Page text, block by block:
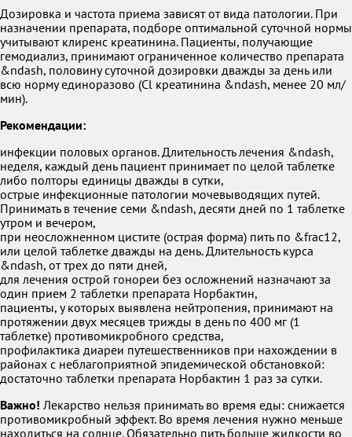
Дозировка и частота приема зависят от вида патологии. При
назначении препарата, подборе оптимальной суточной нормы
учитывают клиренс креатинина. Пациенты, получающие
гемодиализ, принимают ограниченное количество препарата
&ndash, половину суточной дозировки дважды за день или
всю норму единоразово (Cl креатинина &ndash, менее 20 мл/
мин).
Рекомендации:
инфекции половых органов. Длительность лечения &ndash,
неделя, каждый день пациент принимает по целой таблетке
либо полторы единицы дважды в сутки,
острые инфекционные патологии мочевыводящих путей.
Принимать в течение семи &ndash, десяти дней по 1 таблетке
утром и вечером,
при неосложненном цистите (острая форма) пить по &frac12,
или целой таблетке дважды на день. Длительность курса
&ndash, от трех до пяти дней,
для лечения острой гонореи без осложнений назначают за
один прием 2 таблетки препарата Норбактин,
пациенты, у которых выявлена нейтропения, принимают на
протяжении двух месяцев трижды в день по 400 мг (1
таблетке) противомикробного средства,
профилактика диареи путешественников при нахождении в
районах с неблагоприятной эпидемической обстановкой:
достаточно таблетки препарата Норбактин 1 раз за сутки.
Важно! Лекарство нельзя принимать во время еды: снижается
противомикробный эффект. Во время лечения нужно меньше
находиться на солнце. Обязательно пить больше жидкости во